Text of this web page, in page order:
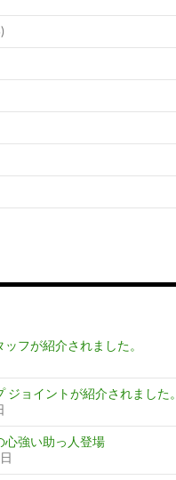
フが紹介されました。
ジョイントが紹介されました。
心強い助っ人登場